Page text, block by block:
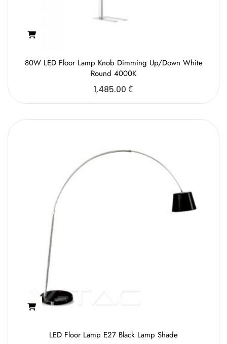
80W LED Floor Lamp Knob Dimming Up/Down White
Round 4000K
1,485.00 ₾
LED Floor Lamp E27 Black Lamp Shade